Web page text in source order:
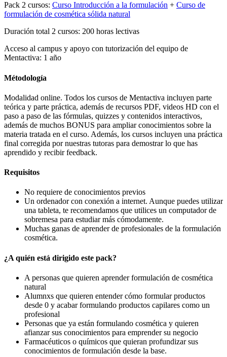
Pack 2 cursos: Curso Introducción a la formulación + Curso de
formulación de cosmética sólida natural
Duración total 2 cursos: 200 horas lectivas
Acceso al campus y apoyo con tutorización del equipo de
Mentactiva: 1 año
Métodología
Modalidad online. Todos los cursos de Mentactiva incluyen parte
teórica y parte práctica, además de recursos PDF, videos HD con el
paso a paso de las fórmulas, quizzes y contenidos interactivos,
además de muchos BONUS para ampliar conocimientos sobre la
materia tratada en el curso. Además, los cursos incluyen una práctica
final corregida por nuestras tutoras para demostrar lo que has
aprendido y recibir feedback.
Requisitos
No requiere de conocimientos previos
Un ordenador con conexión a internet. Aunque puedes utilizar
una tableta, te recomendamos que utilices un computador de
sobremesa para estudiar más cómodamente.
Muchas ganas de aprender de profesionales de la formulación
cosmética.
¿A quién está dirigido este pack?
A personas que quieren aprender formulación de cosmética
natural
Alumnxs que quieren entender cómo formular productos
desde 0 y acabar formulando productos capilares como un
profesional
Personas que ya están formulando cosmética y quieren
afianzar sus conocimientos para emprender su negocio
Farmacéuticos o químicos que quieran profundizar sus
conocimientos de formulación desde la base.